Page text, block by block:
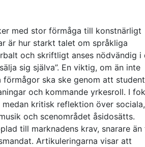
med stor förmåga till konstnärligt
är hur starkt talet om språkliga
och skriftligt anses nödvändig i
sig själva”. En viktig, om än inte
ska ske genom att
och kommande yrkesroll. I
kritisk reflektion över sociala,
och scenområdet åsidosätts.
till marknadens krav, snarare än
Artikuleringarna visar att